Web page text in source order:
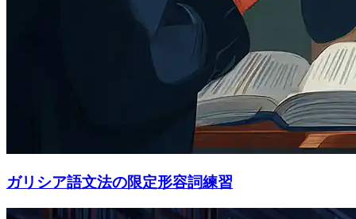
ガリシア語文法の限定形容詞練習